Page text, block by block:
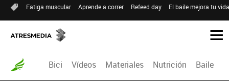
Fatiga muscular Aprende a correr Refeed day El baile mejora tu
Bici Vídeos Materiales Nutrición Baile